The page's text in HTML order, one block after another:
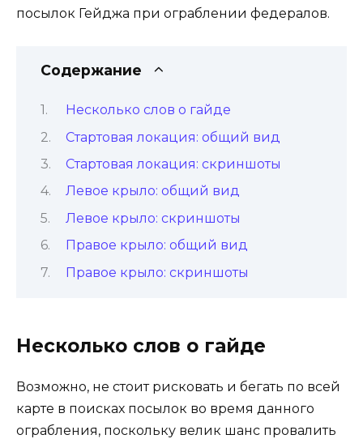
посылок Гейджа при ограблении федералов.
Содержание
Несколько слов о гайде
Стартовая локация: общий вид
Стартовая локация: скриншоты
Левое крыло: общий вид
Левое крыло: скриншоты
Правое крыло: общий вид
Правое крыло: скриншоты
Несколько слов о гайде
Возможно, не стоит рисковать и бегать по всей
карте в поисках посылок во время данного
ограбления, поскольку велик шанс провалить